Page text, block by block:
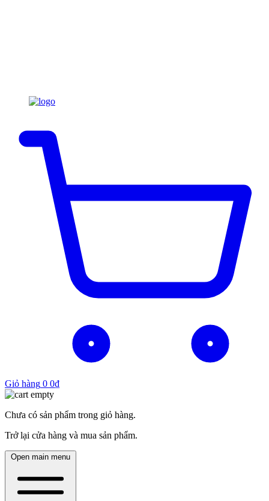
Giỏ hàng 0 0₫
Chưa có sản phẩm trong giỏ hàng.
Trở lại cửa hàng và mua sản phẩm.
Open main menu